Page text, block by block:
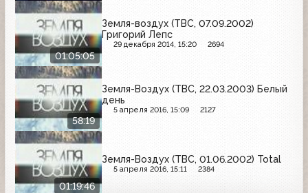
01:05:05
Земля-воздух (ТВС, 07.09.2002)
Григорий Лепс
29 декабря 2014, 15:20 2694
58:19
Земля-Воздух (ТВС, 22.03.2003) Белый
день
5 апреля 2016, 15:09 2127
01:19:46
Земля-Воздух (ТВС, 01.06.2002) Total
5 апреля 2016, 15:11 2384